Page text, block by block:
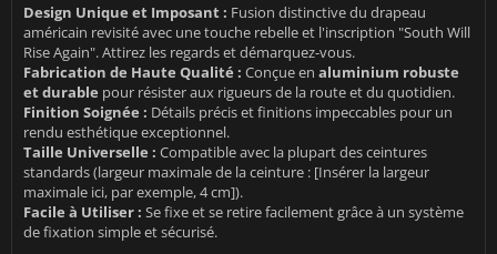
Design Unique et Imposant : Fusion distinctive du drapeau
américain revisité avec une touche rebelle et l'inscription "South Will
Rise Again". Attirez les regards et démarquez-vous.
Fabrication de Haute Qualité : Conçue en aluminium robuste
et durable pour résister aux rigueurs de la route et du quotidien.
Finition Soignée : Détails précis et finitions impeccables pour un
rendu esthétique exceptionnel.
Taille Universelle : Compatible avec la plupart des ceintures
standards (largeur maximale de la ceinture : [Insérer la largeur
maximale ici, par exemple, 4 cm]).
Facile à Utiliser : Se fixe et se retire facilement grâce à un système
de fixation simple et sécurisé.